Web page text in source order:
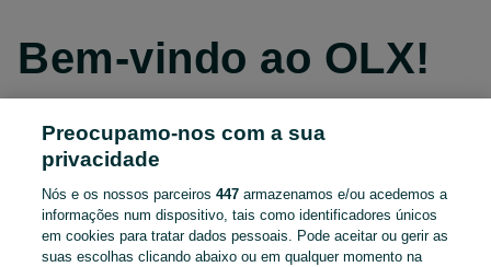
Bem-vindo ao OLX!
Continuar com o Facebook
Continuar com o Apple
Preocupamo-nos com a sua
privacidade
Nós e os nossos parceiros447 armazenamos e/ou acedemos a
informações num dispositivo, tais como identificadores únicos
em cookies para tratar dados pessoais. Pode aceitar ou gerir as
suas escolhas clicando abaixo ou em qualquer momento na